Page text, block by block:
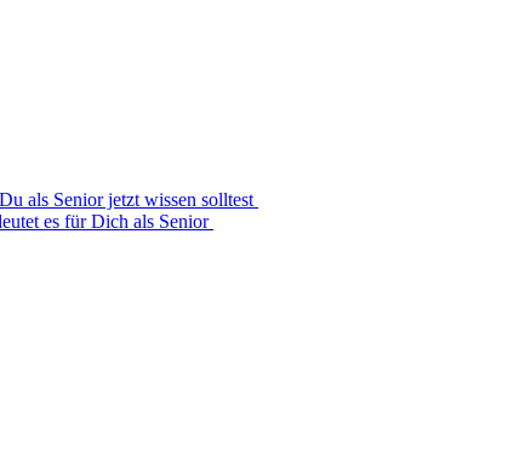
als Senior jetzt wissen solltest
es für Dich als Senior